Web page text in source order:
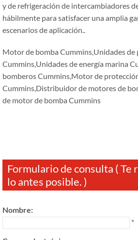
y de refrigeración de intercambiadores
hábilmente para satisfacer una amplia
escenarios de aplicación..
Motor de bomba Cummins,Unidades de
Cummins,Unidades de energía marina
bomberos Cummins,Motor de
Cummins,Distribuidor de motores de
de motor de bomba Cummins
Formulario de consulta ( Te
lo antes posible. )
Nombre:
*